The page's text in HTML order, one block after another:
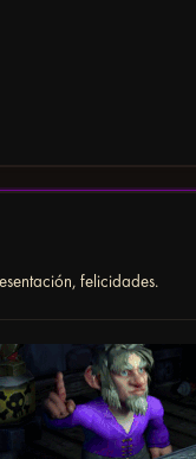
felicidades.